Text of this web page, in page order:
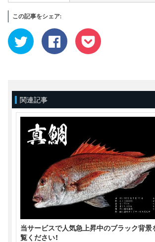
この記事をシェア:
ク
リ
ッ
ク
有
(新
し
い
ウ
ィ
ド
ウ
で
Facebook
で
共
有
リ
し
て
く
だ
さ
い
(新
い
ウ
ィ
ン
ド
ウ
で
開
き
ク
リ
ッ
ク
ェ
し
い
ウ
ウ
で
開
き
ま
す)
関連記事
当サービスで人気急上昇中のブラック背景
覧ください！